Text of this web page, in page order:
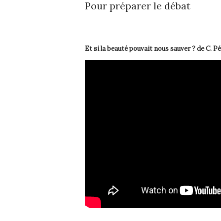
Pour préparer le débat
Et si la beauté pouvait nous sauver ? de C.